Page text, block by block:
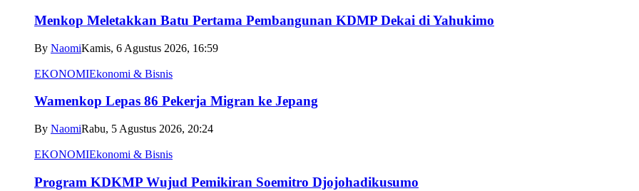
Menkop Meletakkan Batu Pertama Pembangunan KDMP Dekai di Yahukimo
By NaomiKamis, 6 Agustus 2026, 16:59
EKONOMIEkonomi & Bisnis
Wamenkop Lepas 86 Pekerja Migran ke Jepang
By NaomiRabu, 5 Agustus 2026, 20:24
EKONOMIEkonomi & Bisnis
Program KDKMP Wujud Pemikiran Soemitro Djojohadikusumo